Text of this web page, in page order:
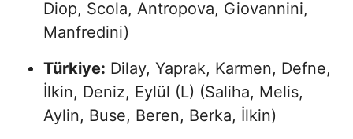
Diop, Scola, Antropova, Giovannini,
Manfredini)
Türkiye: Dilay, Yaprak, Karmen, Defne,
İlkin, Deniz, Eylül (L) (Saliha, Melis,
Aylin, Buse, Beren, Berka, İlkin)